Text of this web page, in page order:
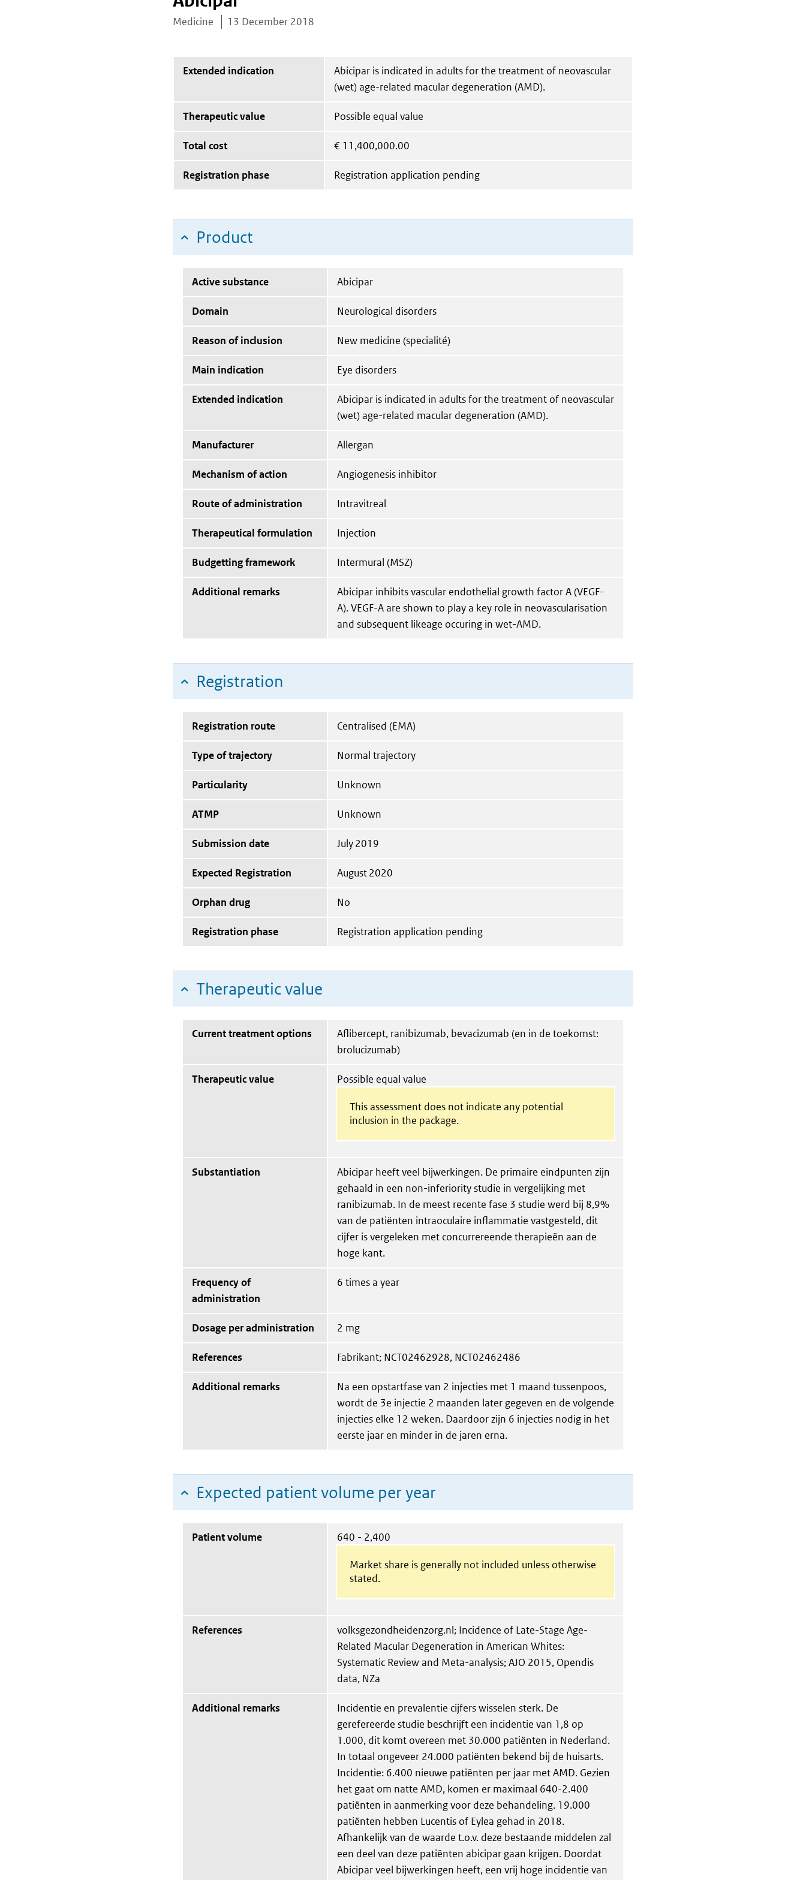
Medicine 13 December 2018
Extended indication
Abicipar is indicated in adults for the treatment of neovascular
(wet) age-related macular degeneration (AMD).
Therapeutic value Possible equal value
Total cost € 11,400,000.00
Registration phase Registration application pending
Product
Active substance Abicipar
Domain Neurological disorders
Reason of inclusion New medicine (specialité)
Main indication Eye disorders
Extended indication
Abicipar is indicated in adults for the treatment of neovascular
(wet) age-related macular degeneration (AMD).
Manufacturer Allergan
Mechanism of action Angiogenesis inhibitor
Route of administration Intravitreal
Therapeutical formulation Injection
Budgetting framework Intermural (MSZ)
Additional remarks
Abicipar inhibits vascular endothelial growth factor A (VEGF-
A). VEGF-A are shown to play a key role in neovascularisation
and subsequent likeage occuring in wet-AMD.
Registration
Registration route Centralised (EMA)
Type of trajectory Normal trajectory
Particularity Unknown
ATMP Unknown
Submission date July 2019
Expected Registration August 2020
Orphan drug No
Registration phase Registration application pending
Therapeutic value
Current treatment options
Aflibercept, ranibizumab, bevacizumab (en in de toekomst:
brolucizumab)
Therapeutic value Possible equal value
This assessment does not indicate any potential
inclusion in the package.
Substantiation
Abicipar heeft veel bijwerkingen. De primaire eindpunten zijn
gehaald in een non-inferiority studie in vergelijking met
ranibizumab. In de meest recente fase 3 studie werd bij 8,9%
van de patiënten intraoculaire inflammatie vastgesteld, dit
cijfer is vergeleken met concurrereende therapieën aan de
hoge kant.
Frequency of
administration
6 times a year
Dosage per administration 2 mg
References Fabrikant; NCT02462928, NCT02462486
Additional remarks
Na een opstartfase van 2 injecties met 1 maand tussenpoos,
wordt de 3e injectie 2 maanden later gegeven en de volgende
injecties elke 12 weken. Daardoor zijn 6 injecties nodig in het
eerste jaar en minder in de jaren erna.
Expected patient volume per year
Patient volume 640 - 2,400
Market share is generally not included unless otherwise
stated.
References
volksgezondheidenzorg.nl; Incidence of Late-Stage Age-
Related Macular Degeneration in American Whites:
Systematic Review and Meta-analysis; AJO 2015, Opendis
data, NZa
Additional remarks
Incidentie en prevalentie cijfers wisselen sterk. De
gerefereerde studie beschrijft een incidentie van 1,8 op
1.000, dit komt overeen met 30.000 patiënten in Nederland.
In totaal ongeveer 24.000 patiënten bekend bij de huisarts.
Incidentie: 6.400 nieuwe patiënten per jaar met AMD. Gezien
het gaat om natte AMD, komen er maximaal 640-2.400
patiënten in aanmerking voor deze behandeling. 19.000
patiënten hebben Lucentis of Eylea gehad in 2018.
Afhankelijk van de waarde t.o.v. deze bestaande middelen zal
een deel van deze patiënten abicipar gaan krijgen. Doordat
Abicipar veel bijwerkingen heeft, een vrij hoge incidentie van